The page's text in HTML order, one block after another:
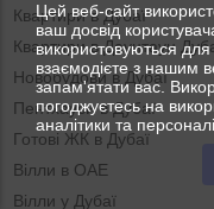
Квартири в Дубаї
Квартири в Даунтаун
Новобудови в Дубаї
Пентхауси в Дубаї
Готові ЖК в Дубаї
Вілли в ОАЕ
Вілли у Дубаї
Цей веб-сайт
ваш досвід
використовуються
взаємодієте з нашим
запам'ятати вас.
погоджуєтесь на
аналітики та